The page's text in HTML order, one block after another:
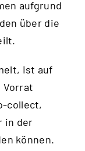
aufgrund
über die
ist auf
Vorrat
collect,
in der
können.